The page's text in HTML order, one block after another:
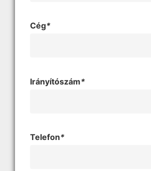
Cég*
Irányítószám*
Telefon*